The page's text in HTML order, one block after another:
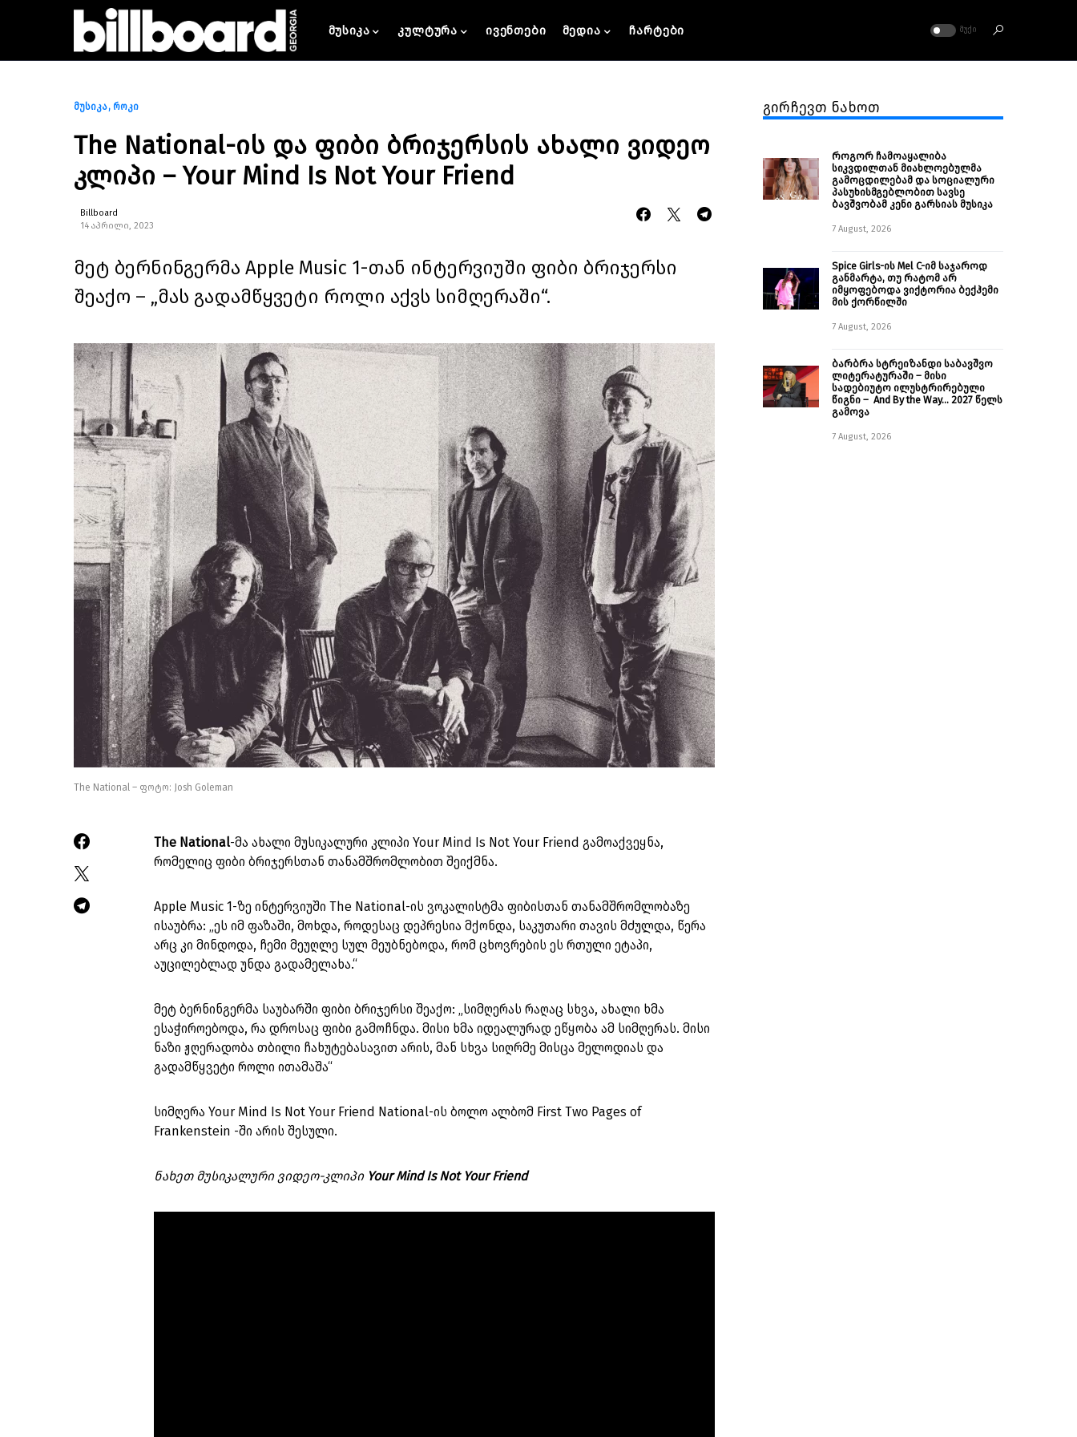
მუსიკა კულტურა ივენთები მედია ჩარტები ᲛᲣᲥᲘ
მუსიკა როკი
The National-ის და ფიბი ბრიჯერსის ახალი ვიდეო
კლიპი – Your Mind Is Not Your Friend
Billboard
14 აპრილი, 2023
მეტ ბერნინგერმა Apple Music 1-თან ინტერვიუში ფიბი ბრიჯერსი
შეაქო – „მას გადამწყვეტი როლი აქვს სიმღერაში“.
The National – ფოტო: Josh Goleman
The National-მა ახალი მუსიკალური კლიპი Your Mind Is Not Your Friend გამოაქვეყნა,
რომელიც ფიბი ბრიჯერსთან თანამშრომლობით შეიქმნა.
Apple Music 1-ზე ინტერვიუში The National-ის ვოკალისტმა ფიბისთან თანამშრომლობაზე
ისაუბრა: „ეს იმ ფაზაში, მოხდა, როდესაც დეპრესია მქონდა, საკუთარი თავის მძულდა, წერა
არც კი მინდოდა, ჩემი მეუღლე სულ მეუბნებოდა, რომ ცხოვრების ეს რთული ეტაპი,
აუცილებლად უნდა გადამელახა.“
მეტ ბერნინგერმა საუბარში ფიბი ბრიჯერსი შეაქო: „სიმღერას რაღაც სხვა, ახალი ხმა
ესაჭიროებოდა, რა დროსაც ფიბი გამოჩნდა. მისი ხმა იდეალურად ეწყობა ამ სიმღერას. მისი
ნაზი ჟღერადობა თბილი ჩახუტებასავით არის, მან სხვა სიღრმე მისცა მელოდიას და
გადამწყვეტი როლი ითამაშა“
სიმღერა Your Mind Is Not Your Friend National-ის ბოლო ალბომ First Two Pages of
Frankenstein -ში არის შესული.
ნახეთ მუსიკალური ვიდეო-კლიპი Your Mind Is Not Your Friend
გირჩევთ ნახოთ
როგორ ჩამოაყალიბა
სიკვდილთან მიახლოებულმა
გამოცდილებამ და სოციალური
პასუხისმგებლობით სავსე
ბავშვობამ კენი გარსიას მუსიკა
7 August, 2026
Spice Girls-ის Mel C-იმ საჯაროდ
განმარტა, თუ რატომ არ
იმყოფებოდა ვიქტორია ბექჰემი
მის ქორწილში
7 August, 2026
ბარბრა სტრეიზანდი საბავშვო
ლიტერატურაში – მისი
სადებიუტო ილუსტრირებული
წიგნი – And By the Way… 2027 წელს
გამოვა
7 August, 2026